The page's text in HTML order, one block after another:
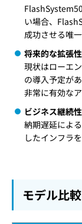
い場合、
成功させる唯
将来的な拡張
現状はローエ
の導入予定が
非常に有効なア
ビジネス継続
納期遅延によ
したインフラ
モデル比